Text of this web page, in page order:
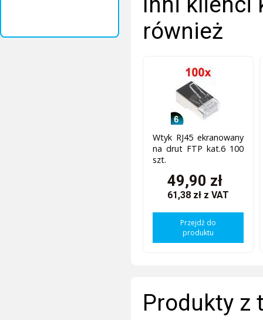
również
Wtyk RJ45 ekranowany
na drut FTP kat.6 100
szt.
49,90 zł
61,38 zł z VAT
Przejdź do
produktu
Produkty z